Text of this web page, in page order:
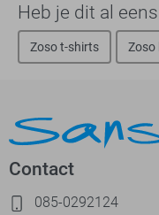
Heb je dit al
Zoso t-shirts Zoso
Contact
085-0292124